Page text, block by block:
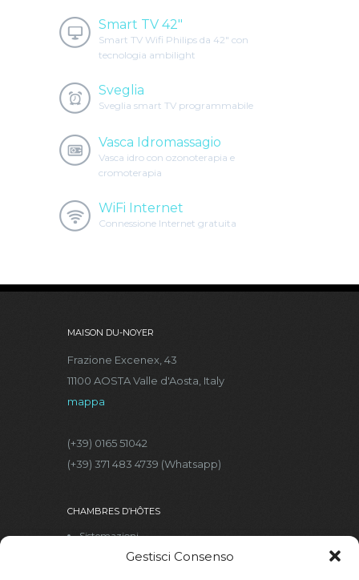
Gestisci Consenso
Smart TV 42"
Smart TV Wifi Philips da 42" con
tecnologia ambilight
Sveglia
Sveglia smart TV programmabile
Vasca Idromassagio
Vasca idro con ozonoterapia e
cromoterapia
WiFi Internet
Connessione Internet gratuita
MAISON DU-NOYER
Frazione Excenex, 43
11100 AOSTA Valle d'Aosta, Italy
mappa
(+39) 0165 51042
(+39) 371 483 4739 (Whatsapp)
CHAMBRES D’HÔTES
Sistemazioni
Foto | Video